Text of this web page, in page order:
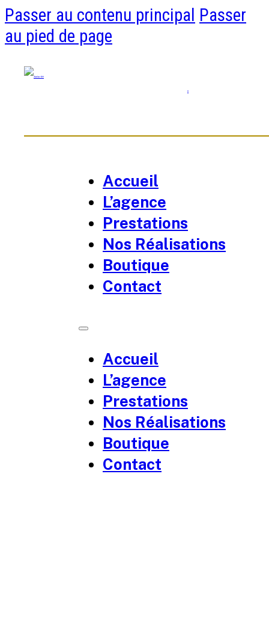
Passer au contenu principal Passer
au pied de page
0
Accueil
L’agence
Prestations
Nos Réalisations
Boutique
Contact
Accueil
L’agence
Prestations
Nos Réalisations
Boutique
Contact